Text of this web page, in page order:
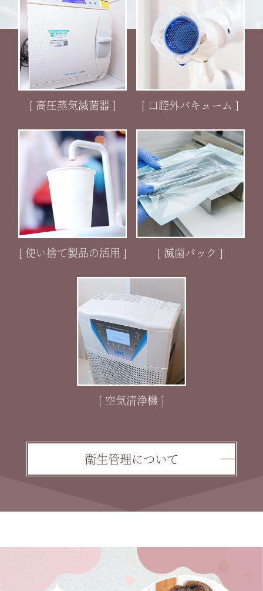
[ 高圧蒸気滅菌器 ] [ 口腔外バキューム ]
[ 使い捨て製品の活用 ] [ 滅菌パック ]
[ 空気清浄機 ]
衛生管理について